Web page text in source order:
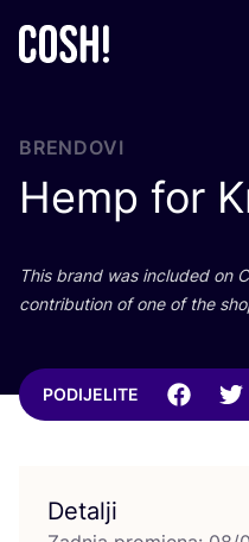
BRENDOVI
Hemp for
This brand was inclu­ded on
con­tri­bu­ti­on of one of the
PODIJELITE
Detalji